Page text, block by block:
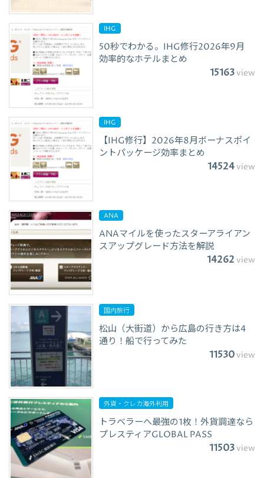
IHG
50秒でわかる。IHG修行2026年9月
効率的なホテルまとめ
15163view
IHG
【IHG修行】2026年8月ボーナスポイ
ントパッケージ効率まとめ
14524view
ANA
ANAマイルを使ったスターアライアン
スアップグレード方法を解説
14262 view
国内旅行
松山（大街道）から広島の行き方は4
通り！船で行ってみた
11530view
外貨・クレカ海外利用
トラベラーへ最強の1枚！外貨調達なら
プレスティアGLOBAL PASS
11503view